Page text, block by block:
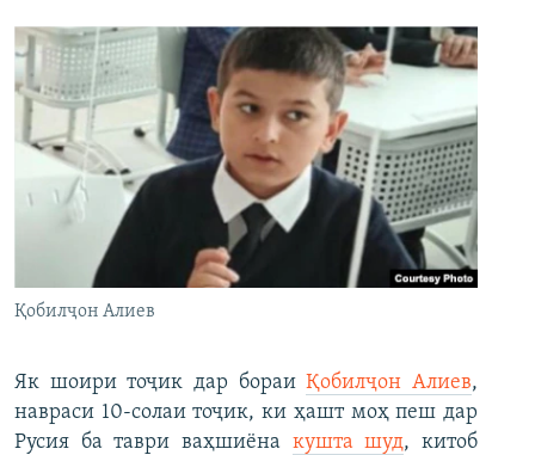
Қобилҷон Алиев
Як шоири тоҷик дар бораиҚобилҷон Алиев,
навраси 10-солаи тоҷик, ки ҳашт моҳ пеш дар
Русия ба таври ваҳшиёна кушта шуд, китоб